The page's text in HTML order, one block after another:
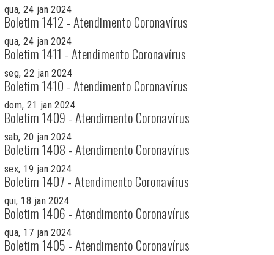
qua, 24 jan 2024
Boletim 1412 - Atendimento Coronavírus
qua, 24 jan 2024
Boletim 1411 - Atendimento Coronavírus
seg, 22 jan 2024
Boletim 1410 - Atendimento Coronavírus
dom, 21 jan 2024
Boletim 1409 - Atendimento Coronavírus
sab, 20 jan 2024
Boletim 1408 - Atendimento Coronavírus
sex, 19 jan 2024
Boletim 1407 - Atendimento Coronavírus
qui, 18 jan 2024
Boletim 1406 - Atendimento Coronavírus
qua, 17 jan 2024
Boletim 1405 - Atendimento Coronavírus